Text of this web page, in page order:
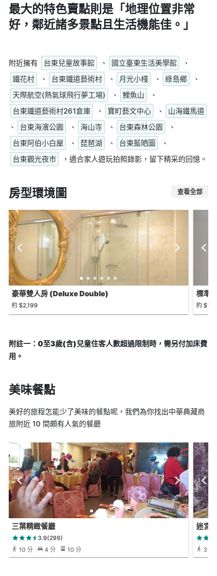
最大的特色賣點則是「地理位置非常
好，鄰近諸多景點且生活機能佳。」
附近擁有 台東兒童故事館 、 國立臺東生活美學館
、
鐵花村
、 台東鐵道藝術村 、 月光小棧 、 綠島鄉
、
天際航空(熱氣球飛行夢工場)
、 鯉魚山
、
台東鐵道藝術村261倉庫
、 寶町藝文中心 、
山海鐵馬道
、
台東海濱公園 、 海山寺 、 台東森林公園
、
台東阿伯小白屋
、 琵琶湖 、 台東藍晒圖
、
台東觀光夜市
，適合家人遊玩拍照錄影，留下精采的回憶。
房型環境圖 查看全部
豪華雙人房 (Deluxe Double)
約 $2,199
標準
約
附註一：0至3歲(含)兒童住客人數超過限制時，需另付加床費
用。
美味餐點
美好的旅程怎能少了美味的餐點呢，我們為你找出中華典藏商
旅附近 10 間頗有人氣的餐廳
三葉精緻餐廳
3.9(299)
10 分
4 分 10 分
迷宮
3 分